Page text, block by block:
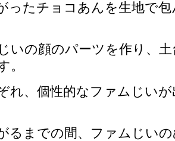
ったチョコあんを生地で
いの顔のパーツを作り、
。
れ、個性的なファムじい
るまでの間、ファムじい